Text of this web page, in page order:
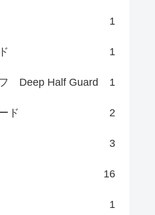
1
1
Deep Half Guard 1
ド 2
3
16
1